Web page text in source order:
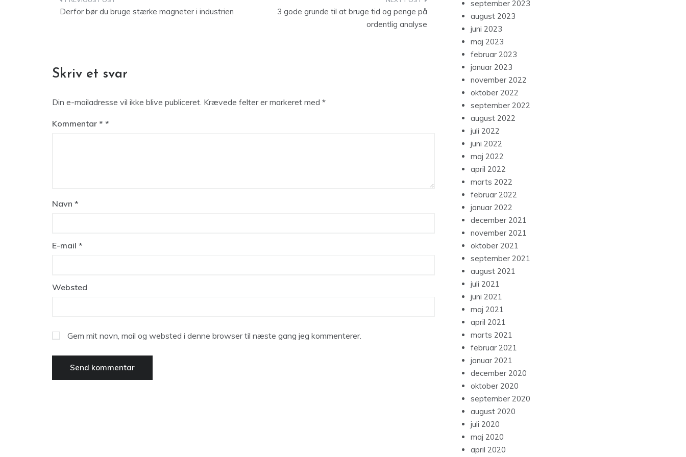
Derfor bør du bruge stærke magneter i industrien
3 gode grunde til at bruge tid og penge på
ordentlig analyse
Skriv et svar
Din e-mailadresse vil ikke blive publiceret. Krævede felter er markeret med *
Kommentar *
Navn *
E-mail *
Websted
Gem mit navn, mail og websted i denne browser til næste gang jeg kommenterer.
september 2023
august 2023
juni 2023
maj 2023
februar 2023
januar 2023
november 2022
oktober 2022
september 2022
august 2022
juli 2022
juni 2022
maj 2022
april 2022
marts 2022
februar 2022
januar 2022
december 2021
november 2021
oktober 2021
september 2021
august 2021
juli 2021
juni 2021
maj 2021
april 2021
marts 2021
februar 2021
januar 2021
december 2020
oktober 2020
september 2020
august 2020
juli 2020
maj 2020
april 2020